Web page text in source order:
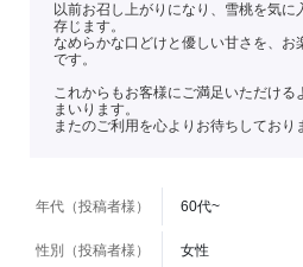
以前お召し上がりになり、雪桃を気に
存じます。
なめらかな口どけと優しい甘さを、お
です。
これからもお客様にご満足いただけ
まいります。
またのご利用を心よりお待ちしており
年代（投稿者様） 60代~
性別（投稿者様） 女性